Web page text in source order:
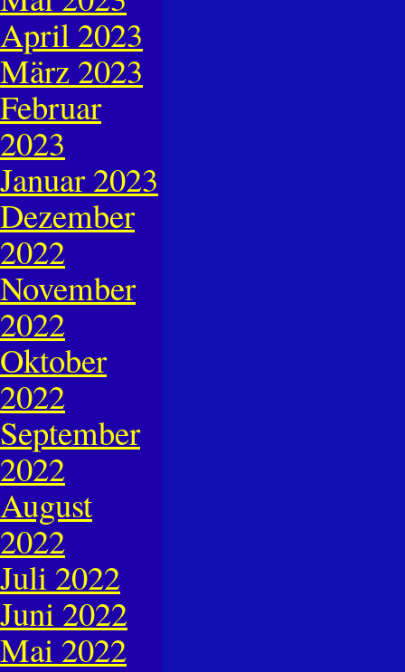
April 2023
März 2023
Februar
2023
Januar 2023
Dezember
2022
November
2022
Oktober
2022
September
2022
August
2022
Juli 2022
Juni 2022
Mai 2022